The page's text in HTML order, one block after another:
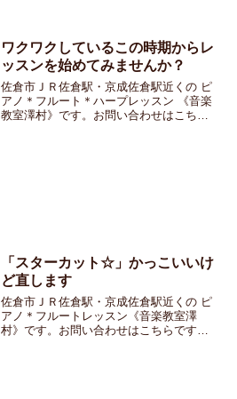
ワクワクしているこの時期からレ
ッスンを始めてみませんか？
佐倉市ＪＲ佐倉駅・京成佐倉駅近くの ピ
アノ＊フルート＊ハープレッスン 《音楽
教室澤村》です。お問い合わせはこちら
「スターカット☆」かっこいいけ
ど直します
佐倉市ＪＲ佐倉駅・京成佐倉駅近くの ピ
アノ＊フルートレッスン《音楽教室澤
村》です。お問い合わせはこちらです先